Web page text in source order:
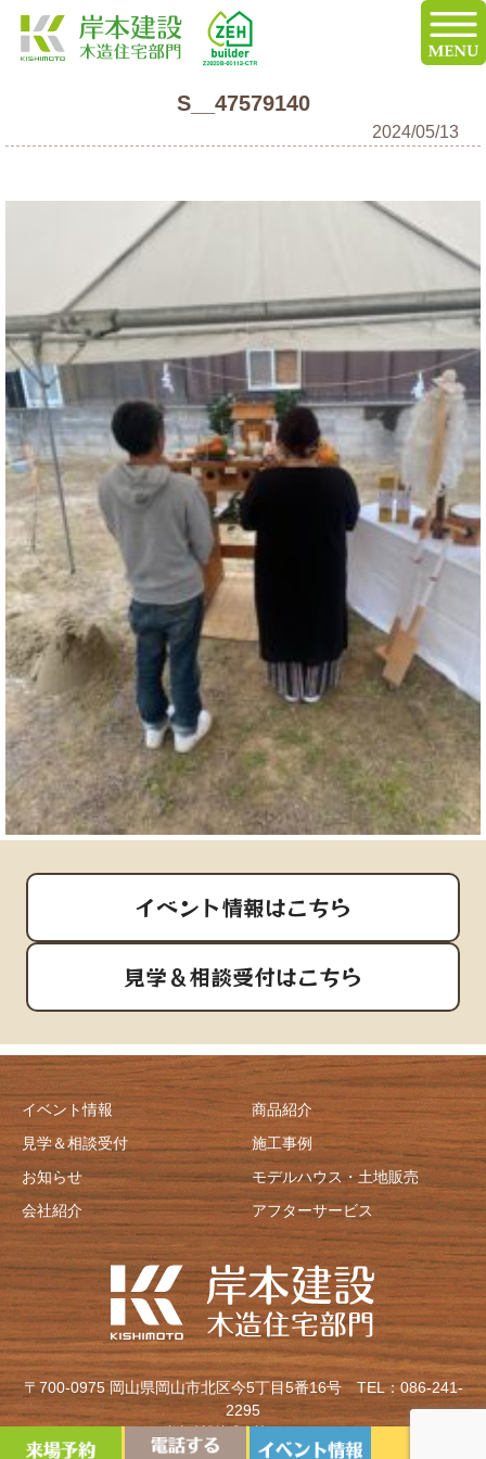
S__47579140
2024/05/13
イベント情報はこちら
見学＆相談受付はこちら
イベント情報
見学＆相談受付
お知らせ
会社紹介
商品紹介
施工事例
モデルハウス・土地販売
アフターサービス
〒700-0975 岡山県岡山市北区今5丁目5番16号TEL：086-241-
2295